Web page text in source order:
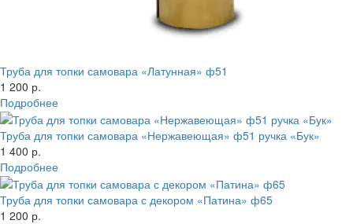
Труба для топки самовара «Латунная» ф51
1 200 р.
Подробнее
Труба для топки самовара «Нержавеющая» ф51 ручка «Бук»
1 400 р.
Подробнее
Труба для топки самовара с декором «Патина» ф65
1 200 р.